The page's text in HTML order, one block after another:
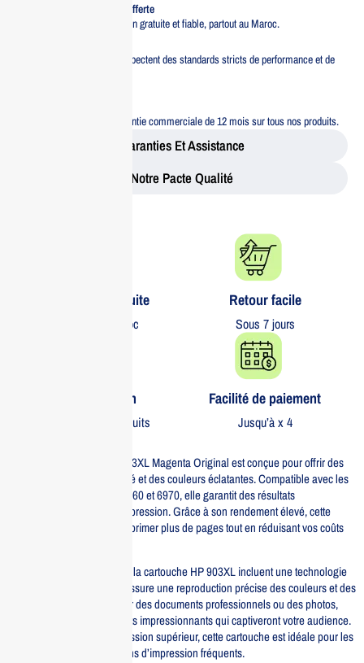
Livraison standard offerte
Profitez d’une livraison gratuite et fiable, partout au Maroc.
Tous nos produits respectent des standards stricts de performance et de
Bénéficiez d’une garantie commerciale de 12 mois sur tous nos produits.
Garanties Et Assistance
Notre Pacte Qualité
Livraison gratuite​
partout au Maroc
Retour facile​
Sous 7 jours
Garantie 1 an
Sur tous nos produits
Facilité de paiement
Jusqu’à x 4
La cartouche d’encre HP 903XL Magenta Original est conçue pour offrir des
impressions de haute qualité et des couleurs éclatantes. Compatible avec les
imprimantes HP Officejet 6960 et 6970, elle garantit des résultats
professionnels à chaque impression. Grâce à son rendement élevé, cette
cartouche vous permet d’imprimer plus de pages tout en réduisant vos coûts
Les caractéristiques clés de la cartouche HP 903XL incluent une technologie
d’impression avancée qui assure une reproduction précise des couleurs et des
textes nets. Que ce soit pour des documents professionnels ou des photos,
vous obtiendrez des résultats impressionnants qui captiveront votre audience.
Avec un rendement d’impression supérieur, cette cartouche est idéale pour les
utilisateurs ayant des besoins d’impression fréquents.